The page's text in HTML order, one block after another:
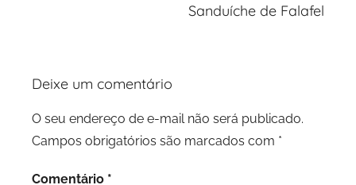
Sanduíche de Falafel
Deixe um comentário
O seu endereço de e-mail não será publicado.
Campos obrigatórios são marcados com *
Comentário *